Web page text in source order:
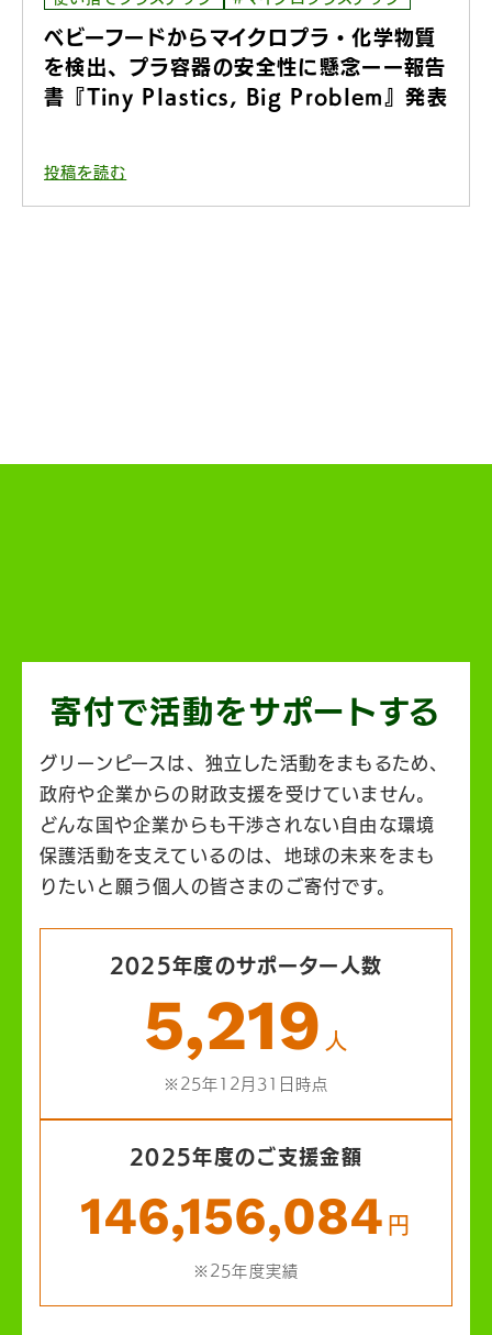
ベビーフードからマイクロプラ・化学物質
を検出、プラ容器の安全性に懸念ーー報告
書『Tiny Plastics, Big Problem』発表
投稿を読む
寄付で活動をサポートする
グリーンピースは、独立した活動をまもるため、
政府や企業からの財政支援を受けていません。
どんな国や企業からも干渉されない自由な環境
保護活動を支えているのは、地球の未来をまも
りたいと願う個人の皆さまのご寄付です。
2025年度のサポーター人数
5,219 人
※25年12月31日時点
2025年度のご支援金額
146,156,084 円
※25年度実績